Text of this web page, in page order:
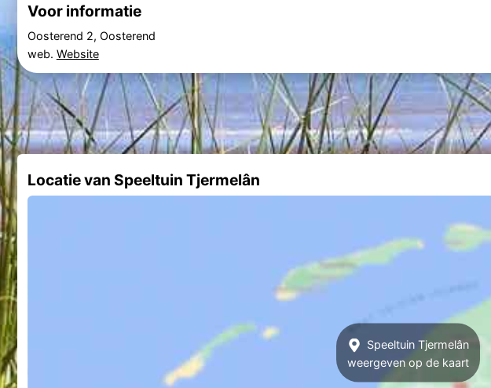
Voor informatie
Oosterend 2, Oosterend
web. Website
Locatie van Speeltuin Tjermelân
Speeltuin Tjermelân
weergeven op de kaart